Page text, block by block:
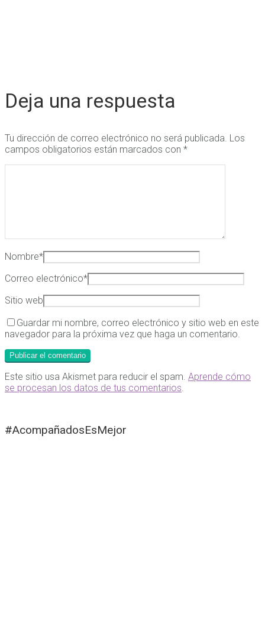
Deja una respuesta
Tu dirección de correo electrónico no será publicada. Los
campos obligatorios están marcados con *
Nombre*
Correo electrónico*
Sitio web
Guardar mi nombre, correo electrónico y sitio web en este
navegador para la próxima vez que haga un comentario.
Este sitio usa Akismet para reducir el spam. Aprende cómo
se procesan los datos de tus comentarios
#AcompañadosEsMejor